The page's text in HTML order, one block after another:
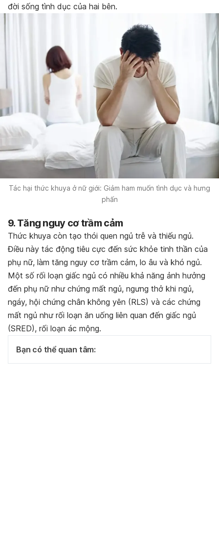
đời sống tình dục của hai bên.
Tác hại thức khuya ở nữ giới: Giảm ham muốn tình dục và hưng
phấn
9. Tăng nguy cơ trầm cảm
Thức khuya còn tạo thói quen ngủ trễ và thiếu ngủ.
Điều này tác động tiêu cực đến sức khỏe tinh thần của
phụ nữ, làm tăng nguy cơ trầm cảm, lo âu và khó ngủ.
Một số rối loạn giấc ngủ có nhiều khả năng ảnh hưởng
đến phụ nữ như chứng mất ngủ, ngưng thở khi ngủ,
ngáy, hội chứng chân không yên (RLS) và các chứng
mất ngủ như rối loạn ăn uống liên quan đến giấc ngủ
(SRED), rối loạn ác mộng.
Bạn có thể quan tâm: